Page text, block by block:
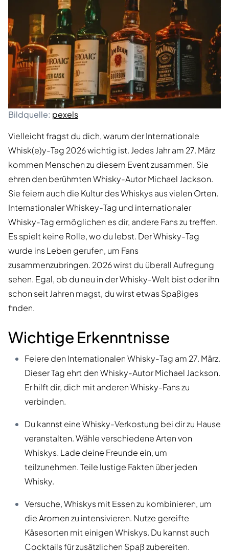
Bildquelle: pexels
Vielleicht fragst du dich, warum der Internationale
Whisk(e)y-Tag 2026 wichtig ist. Jedes Jahr am 27. März
kommen Menschen zu diesem Event zusammen. Sie
ehren den berühmten Whisky-Autor Michael Jackson.
Sie feiern auch die Kultur des Whiskys aus vielen Orten.
Internationaler Whiskey-Tag und internationaler
Whisky-Tag ermöglichen es dir, andere Fans zu treffen.
Es spielt keine Rolle, wo du lebst. Der Whisky-Tag
wurde ins Leben gerufen, um Fans
zusammenzubringen. 2026 wirst du überall Aufregung
sehen. Egal, ob du neu in der Whisky-Welt bist oder ihn
schon seit Jahren magst, du wirst etwas Spaßiges
finden.
Wichtige Erkenntnisse
Feiere den Internationalen Whisky-Tag am 27. März.
Dieser Tag ehrt den Whisky-Autor Michael Jackson.
Er hilft dir, dich mit anderen Whisky-Fans zu
verbinden.
Du kannst eine Whisky-Verkostung bei dir zu Hause
veranstalten. Wähle verschiedene Arten von
Whiskys. Lade deine Freunde ein, um
teilzunehmen. Teile lustige Fakten über jeden
Whisky.
Versuche, Whiskys mit Essen zu kombinieren, um
die Aromen zu intensivieren. Nutze gereifte
Käsesorten mit einigen Whiskys. Du kannst auch
Cocktails für zusätzlichen Spaß zubereiten.